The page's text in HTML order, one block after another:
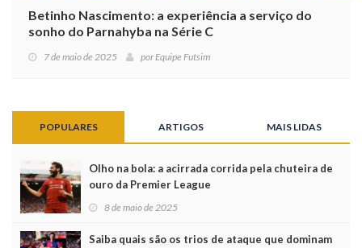
Betinho Nascimento: a experiência a serviço do
sonho do Parnahyba na Série C
7 de maio de 2025 porEquipe Futsim
POPULARES ARTIGOS MAIS LIDAS
Olho na bola: a acirrada corrida pela chuteira de
ouro da Premier League
8 de maio de 2025
Saiba quais são os trios de ataque que dominam